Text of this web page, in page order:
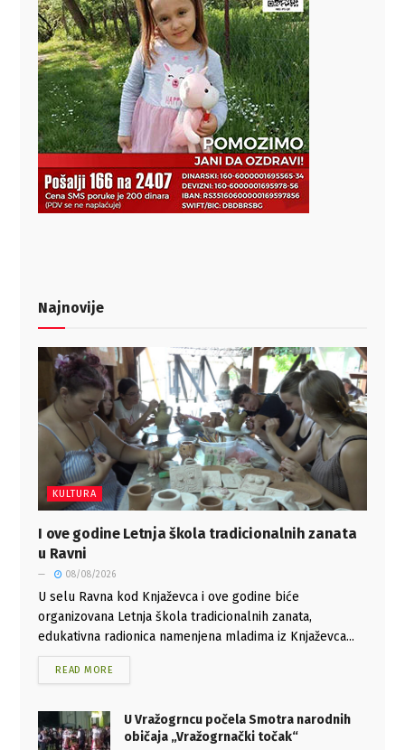
Najnovije
KULTURA
I ove godine Letnja škola tradicionalnih zanata
u Ravni
08/08/2026
U selu Ravna kod Knjaževca i ove godine biće
organizovana Letnja škola tradicionalnih zanata,
edukativna radionica namenjena mladima iz Knjaževca...
READ MORE
U Vražogrncu počela Smotra narodnih
običaja „Vražogrnački točak“